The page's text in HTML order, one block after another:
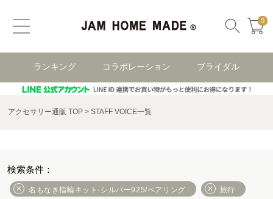
0
ランキング コラボレーション ブライダル
アクセサリー通販 TOP STAFF VOICE一覧
名もなき指輪キット-シルバー925/ペアリング 旅行